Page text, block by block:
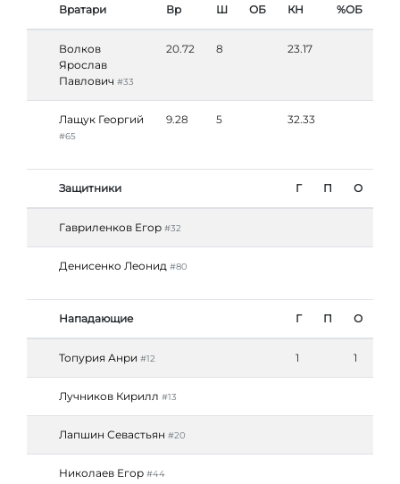
Вратари Вр Ш ОБ КН %ОБ
Волков
Ярослав
Павлович #33
20.72 8 23.17
Лащук Георгий
#65
9.28 5 32.33
Защитники Г П О
Гавриленков Егор #32
Денисенко Леонид #80
Нападающие Г П О
Топурия Анри #12 1 1
Лучников Кирилл #13
Лапшин Севастьян #20
Николаев Егор #44